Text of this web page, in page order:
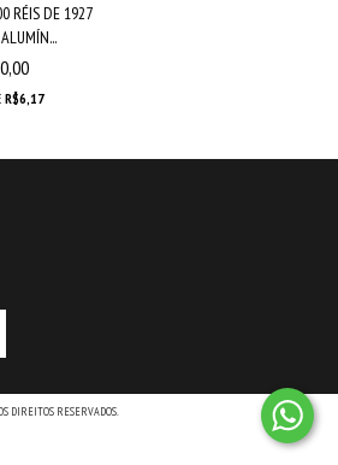
RÉIS DE 1927
R$6,17
DIREITOS RESERVADOS.